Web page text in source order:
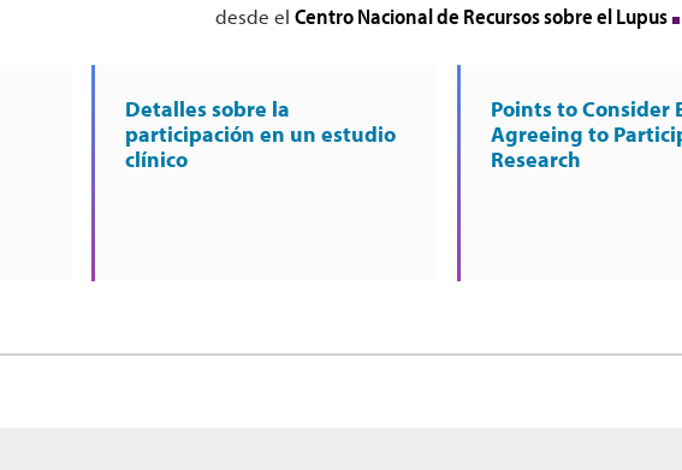
desde el Centro Nacional de Recursos sobre el Lupus
Detalles sobre la
participación en un estudio
clínico
Points to Consider
Agreeing to
Research